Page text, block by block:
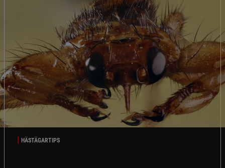
HÄSTÄGARTIPS